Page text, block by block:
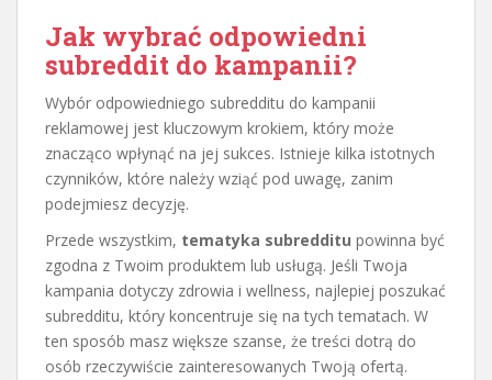
Jak wybrać odpowiedni
subreddit do kampanii?
Wybór odpowiedniego subredditu do kampanii
reklamowej jest kluczowym krokiem, który może
znacząco wpłynąć na jej sukces. Istnieje kilka istotnych
czynników, które należy wziąć pod uwagę, zanim
podejmiesz decyzję.
Przede wszystkim, tematyka subredditu powinna być
zgodna z Twoim produktem lub usługą. Jeśli Twoja
kampania dotyczy zdrowia i wellness, najlepiej poszukać
subredditu, który koncentruje się na tych tematach. W
ten sposób masz większe szanse, że treści dotrą do
osób rzeczywiście zainteresowanych Twoją ofertą.